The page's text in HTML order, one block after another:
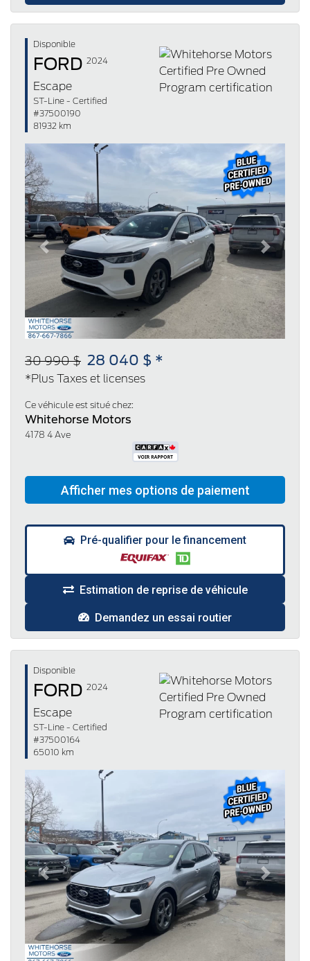
Disponible
FORD 2024
Escape
ST-Line - Certified
#37500190
81932 km
Previous Next
30 990 $ 28 040 $ *
*Plus Taxes et licenses
Ce véhicule est situé chez:
Whitehorse Motors
4178 4 Ave
Pré-qualifier pour le financement
Estimation de reprise de véhicule
Demandez un essai routier
Disponible
FORD 2024
Escape
ST-Line - Certified
#37500164
65010 km
Previous Next